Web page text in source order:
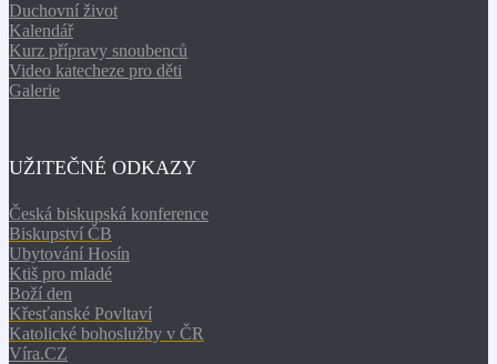
Duchovní život
Kalendář
Kurz přípravy snoubenců
Video katecheze pro děti
Galerie
UŽITEČNÉ ODKAZY
Česká biskupská konference
Biskupství ČB
Ubytování Hosín
Ktiš pro mladé
Boží den
Křesťanské Povltaví
Katolické bohoslužby v ČR
Víra.CZ